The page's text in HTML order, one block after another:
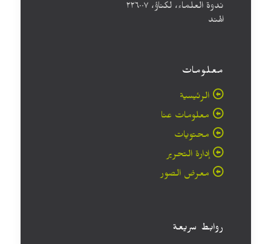
ندوة العلماء، لكناؤ، ۲۲٦۰۰۷
الهند
معلومات
الرئيسية
معلومات عنا
محتويات
إدارة التحرير
معرض الصور
روابط سريعة